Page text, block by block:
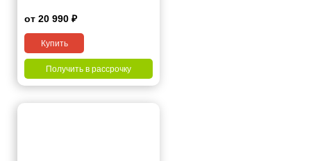
от 20 990 ₽
Купить
Получить в рассрочку